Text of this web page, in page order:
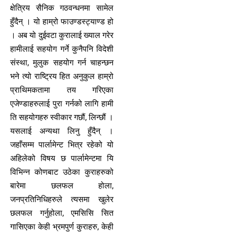
क्षेत्रिय सैनिक गठवन्धनमा सामेल
हुँदैन् । यो हाम्रो फाउण्डस्ट्याण्ड हो
। अब यो दुईवटा कुरालाई ख्याल गरेर
हामीलाई सहयोग गर्ने कुनैपनि विदेशी
संस्था, मुलुक सहयोग गर्न चाहन्छन
भने त्यो राष्ट्रिय हित अनुकुल हाम्रो
प्राथिमकतामा तय गरिएका
एजेण्डाहरुलाई पुरा गर्नको लागि हामी
ति सहयोगहरु स्वीकार गछौं, लिन्छौं ।
यसलाई अन्यथा लिनु हुँदैन् ।
जहाँसम्म पार्लामेन्ट भित्र रहेको यो
अहिलेको विषय छ पार्लामेन्टमा यि
विभिन्न कोणबाट उठेका कुराहरुको
बारेमा छलफल होला,
जनप्रतिनिधिहरुले त्यसमा खुलेर
छलफल गर्नुहोला, एमसिसि सित
गासिएका केही भ्रमपुर्ण कुराहरु, केही